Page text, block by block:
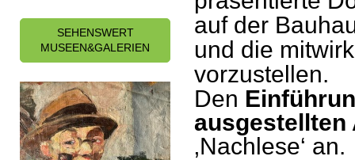
auf der
und die
vorzustellen.
Den
ausgestellten
‚Nachlese‘ an.
SEHENSWERT
MUSEEN&GALERIEN